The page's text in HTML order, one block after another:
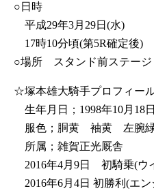
○日時
平成29年3月29日(水)
17時10分頃(第5R確定後)
○場所 スタンド前ステージ
☆塚本雄大騎手プロフィー
生年月日；1998年10月18
服色；胴黄 袖黄 左腕緑
所属；雑賀正光厩舎
2016年4月9日 初騎乗(ウ
2016年6月4日 初勝利(エン